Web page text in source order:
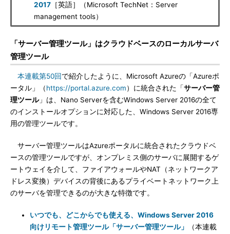
2017 ［英語］（Microsoft TechNet：Server
management tools）
「サーバー管理ツール」はクラウドベースのローカルサーバ
管理ツール
本連載第50回で紹介したように、Microsoft Azureの「Azureポ
ータル」（https://portal.azure.com）に統合された「サーバー管
理ツール」は、Nano Serverを含むWindows Server 2016の全て
のインストールオプションに対応した、Windows Server 2016専
用の管理ツールです。
サーバー管理ツールはAzureポータルに統合されたクラウドベ
ースの管理ツールですが、オンプレミス側のサーバに展開するゲ
ートウェイを介して、ファイアウォールやNAT（ネットワークア
ドレス変換）デバイスの背後にあるプライベートネットワーク上
のサーバを管理できるのが大きな特徴です。
いつでも、どこからでも使える、Windows Server 2016
向けリモート管理ツール「サーバー管理ツール」
（本連載